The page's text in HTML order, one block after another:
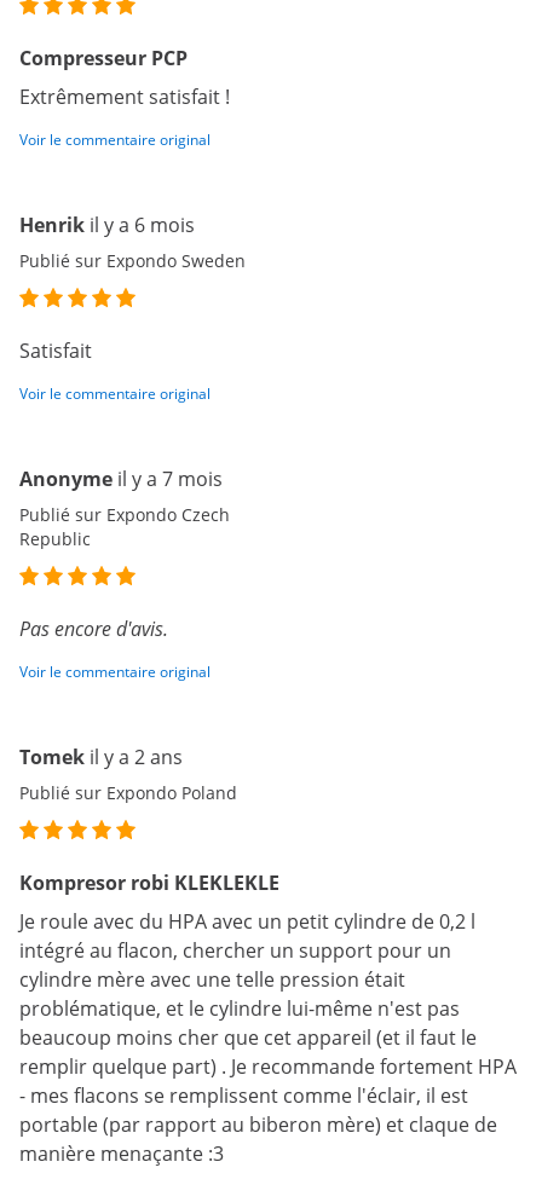
Compresseur PCP
Extrêmement satisfait !
Voir le commentaire original
Henrik il y a 6 mois
Publié sur Expondo Sweden
Satisfait
Voir le commentaire original
Anonyme il y a 7 mois
Publié sur Expondo Czech
Republic
Pas encore d'avis.
Voir le commentaire original
Tomek il y a 2 ans
Publié sur Expondo Poland
Kompresor robi KLEKLEKLE
Je roule avec du HPA avec un petit cylindre de 0,2 l
intégré au flacon, chercher un support pour un
cylindre mère avec une telle pression était
problématique, et le cylindre lui-même n'est pas
beaucoup moins cher que cet appareil (et il faut le
remplir quelque part) . Je recommande fortement HPA
- mes flacons se remplissent comme l'éclair, il est
portable (par rapport au biberon mère) et claque de
manière menaçante :3